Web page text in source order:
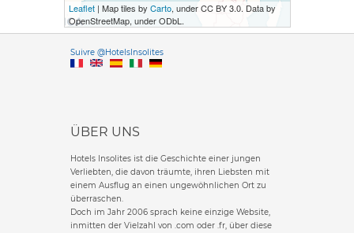
Leaflet| Map tiles by Carto, under CC BY 3.0. Data by
OpenStreetMap, under ODbL.
Suivre @HotelsInsolitesVersione
ÜBER UNS
Hotels Insolites ist die Geschichte einer jungen
Verliebten, die davon träumte, ihren Liebsten mit
einem Ausflug an einen ungewöhnlichen Ort zu
überraschen.
Doch im Jahr 2006 sprach keine einzige Website,
inmitten der Vielzahl von .com oder .fr, über diese